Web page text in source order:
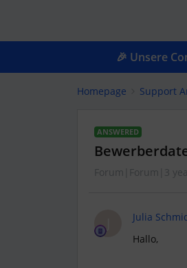
🎉 Unsere
Homepage Support
ANSWERED
Forum|Forum|3
Julia
Hallo,